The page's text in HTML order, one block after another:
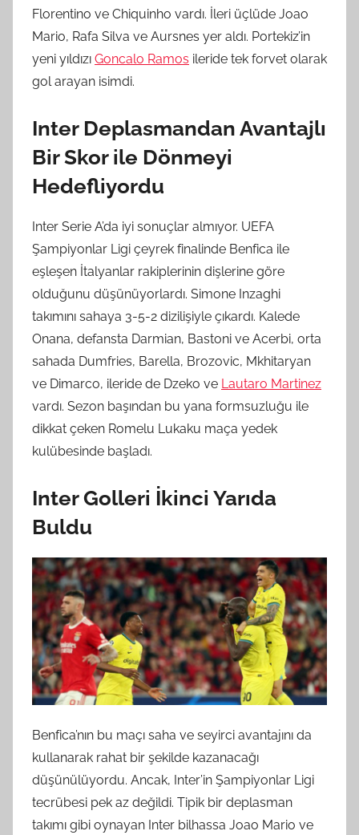
Florentino ve Chiquinho vardı. İleri üçlüde Joao
Mario, Rafa Silva ve Aursnes yer aldı. Portekiz’in
yeni yıldızı Goncalo Ramos ileride tek forvet olarak
gol arayan isimdi.
Inter Deplasmandan Avantajlı
Bir Skor ile Dönmeyi
Hedefliyordu
Inter Serie A’da iyi sonuçlar almıyor. UEFA
Şampiyonlar Ligi çeyrek finalinde Benfica ile
eşleşen İtalyanlar rakiplerinin dişlerine göre
olduğunu düşünüyorlardı. Simone Inzaghi
takımını sahaya 3-5-2 dizilişiyle çıkardı. Kalede
Onana, defansta Darmian, Bastoni ve Acerbi, orta
sahada Dumfries, Barella, Brozovic, Mkhitaryan
ve Dimarco, ileride de Dzeko ve Lautaro Martinez
vardı. Sezon başından bu yana formsuzluğu ile
dikkat çeken Romelu Lukaku maça yedek
kulübesinde başladı.
Inter Golleri İkinci Yarıda
Buldu
Benfica’nın bu maçı saha ve seyirci avantajını da
kullanarak rahat bir şekilde kazanacağı
düşünülüyordu. Ancak, Inter’in Şampiyonlar Ligi
tecrübesi pek az değildi. Tipik bir deplasman
takımı gibi oynayan Inter bilhassa Joao Mario ve